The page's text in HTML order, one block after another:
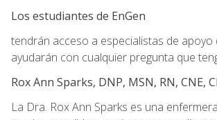
Los estudiantes de EnGen
tendrán acceso a especialistas de apoyo
ayudarán con cualquier pregunta que
Rox Ann Sparks, DNP, MSN, RN, CNE,
La Dra. Rox Ann Sparks es una